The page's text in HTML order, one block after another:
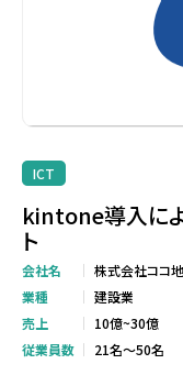
ICT
kintone導入に
ト
会社名
株式会社ココ
業種
建設業
売上
10億~30億
従業員数
21名～50名